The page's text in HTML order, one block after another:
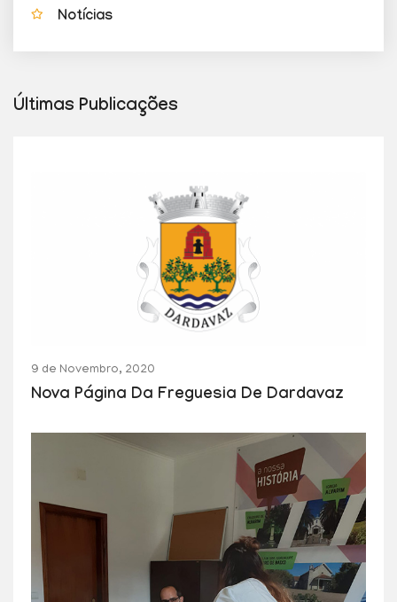
Notícias
Últimas Publicações
9 de Novembro, 2020
Nova Página Da Freguesia De Dardavaz